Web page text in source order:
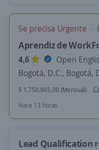
Se precisa Urgente
Aprendiz de
4,6
Open
Bogotá, D.C., Bogotá,
$ 1.750.905,00 (Mensual)
Hace 13 horas
Lead Qualification